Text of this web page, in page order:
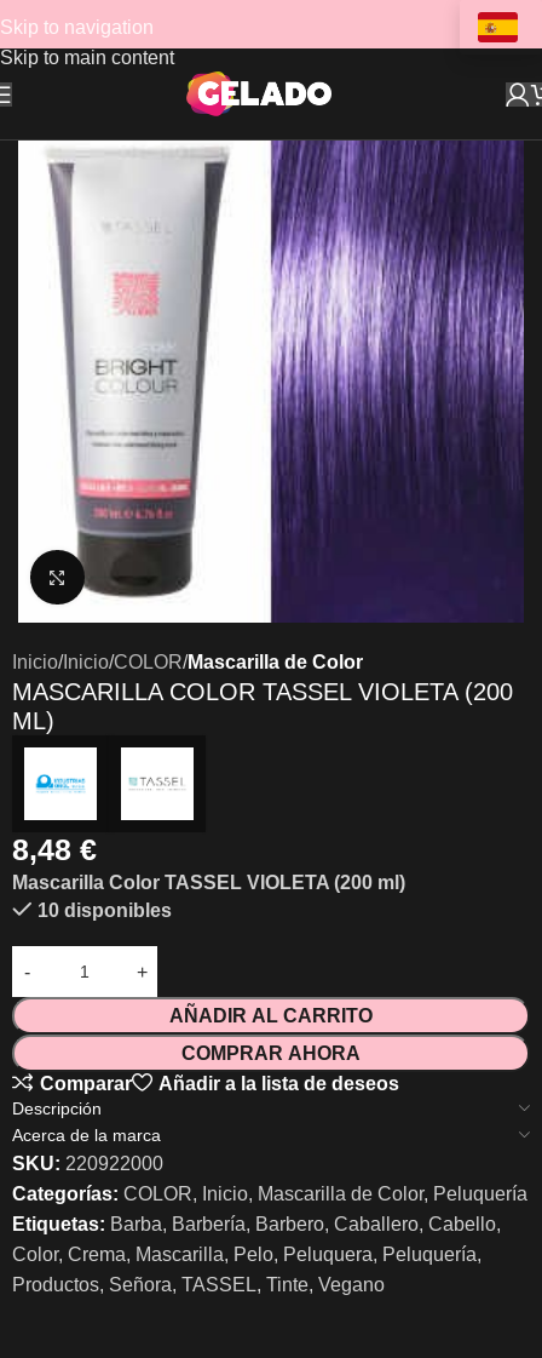
Skip to navigation
Skip to main content
Clic para ampliar
Inicio Inicio COLOR Mascarilla de Color
MASCARILLA COLOR TASSEL VIOLETA (200
ML)
8,48 €
Mascarilla Color TASSEL VIOLETA (200 ml)
10 disponibles
AÑADIR AL CARRITO
COMPRAR AHORA
Comparar
Añadir a la lista de deseos
Descripción
Acerca de la marca
SKU: 220922000
Categorías: COLOR, Inicio, Mascarilla de Color, Peluquería
Etiquetas: Barba, Barbería, Barbero, Caballero, Cabello,
Color, Crema, Mascarilla, Pelo, Peluquera, Peluquería,
Productos, Señora, TASSEL, Tinte, Vegano